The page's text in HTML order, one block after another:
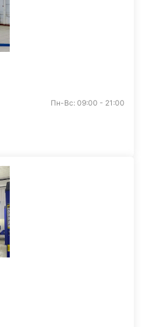
Пн-Вс: 09:00 - 21:00